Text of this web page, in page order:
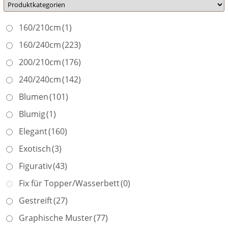
160/210cm(1)
160/240cm(223)
200/210cm(176)
240/240cm(142)
Blumen(101)
Blumig(1)
Elegant(160)
Exotisch(3)
Figurativ(43)
Fix für Topper/Wasserbett(0)
Gestreift(27)
Graphische Muster(77)